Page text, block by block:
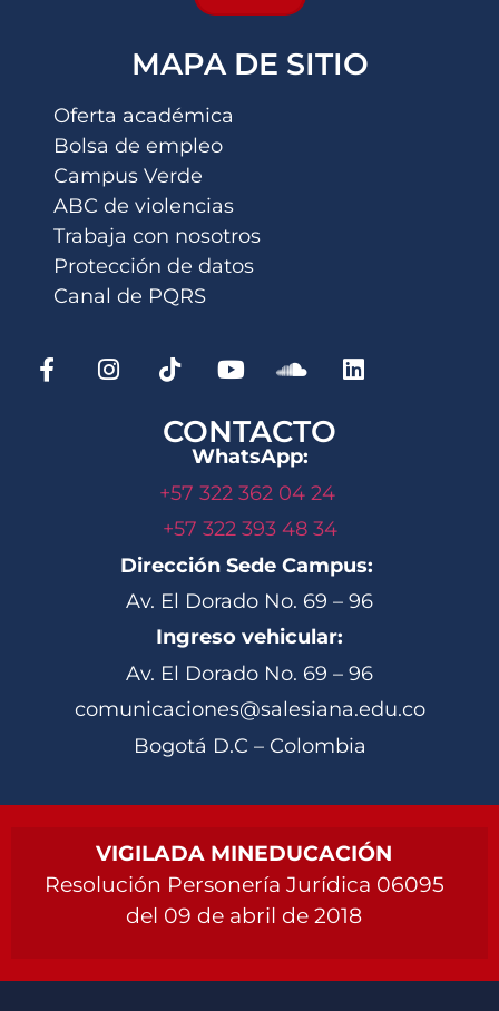
MAPA DE SITIO
Oferta académica
Bolsa de empleo
Campus Verde
ABC de violencias
Trabaja con nosotros
Protección de datos
Canal de PQRS
CONTACTO
WhatsApp:
+57 322 362 04 24
+57 322 393 48 34
Dirección Sede Campus:
Av. El Dorado No. 69 – 96
Ingreso vehicular:
Av. El Dorado No. 69 – 96
comunicaciones@salesiana.edu.co
Bogotá D.C – Colombia
VIGILADA MINEDUCACIÓN
Resolución Personería Jurídica 06095
del 09 de abril de 2018